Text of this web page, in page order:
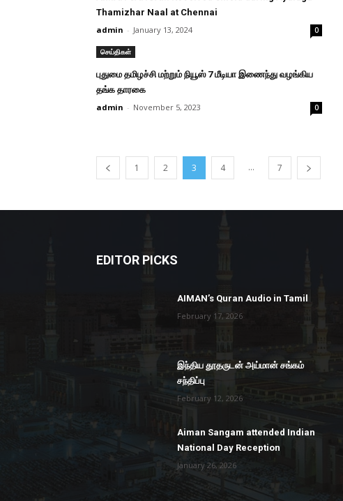
Thamizhar Naal at Chennai
admin - January 13, 2024 0
செய்திகள்
புதுமை தமிழச்சி மற்றும் நியூஸ் 7 மீடியா இணைந்து வழங்கிய
தங்க தாரகை
admin - November 5, 2023 0
1 2 3 4 ... 7
EDITOR PICKS
AIMAN’s Quran Audio in Tamil
February 17, 2026
இந்திய தூதருடன் அய்மான் சங்கம்
சந்திப்பு
February 12, 2026
Aiman Sangam attended Indian
National Day Reception
January 26, 2026